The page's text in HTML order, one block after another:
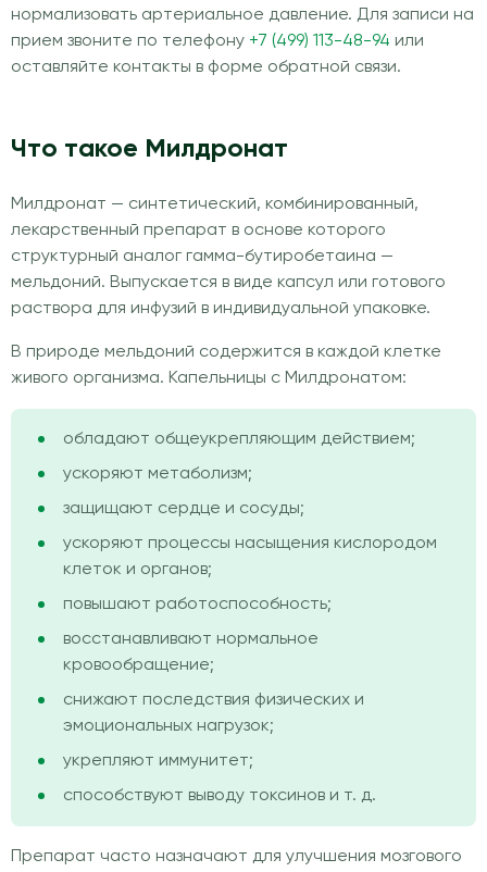
нормализовать артериальное давление. Для записи на
прием звоните по телефону +7 (499) 113-48-94 или
оставляйте контакты в форме обратной связи.
Что такое Милдронат
Милдронат — синтетический, комбинированный,
лекарственный препарат в основе которого
структурный аналог гамма-бутиробетаина —
мельдоний. Выпускается в виде капсул или готового
раствора для инфузий в индивидуальной упаковке.
В природе мельдоний содержится в каждой клетке
живого организма. Капельницы с Милдронатом:
обладают общеукрепляющим действием;
ускоряют метаболизм;
защищают сердце и сосуды;
ускоряют процессы насыщения кислородом
клеток и органов;
повышают работоспособность;
восстанавливают нормальное
кровообращение;
снижают последствия физических и
эмоциональных нагрузок;
укрепляют иммунитет;
способствуют выводу токсинов и т. д.
Препарат часто назначают для улучшения мозгового